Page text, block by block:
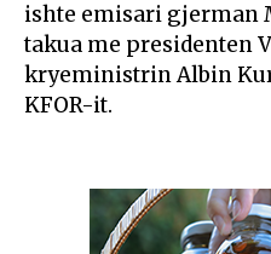
ishte emisari gjerman
takua me presidenten
kryeministrin Albin
KFOR-it.